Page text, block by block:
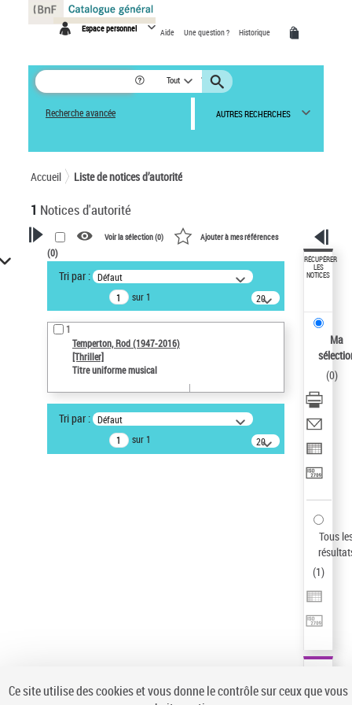
Espace personnel Aide Une question ? Historique
Tout
Recherche avancée AUTRES RECHERCHES
Accueil Liste de notices d’autorité
1 Notices d'autorité
VOTRE RECHERCHE
Recherche avancée dans les
notices d’autorité
Œuvres liées à l'auteur :
Temperton, Rod (1947-2016)
Type de notice d'autorité
Titre uniforme musical
Auteur d’œuvre
Voir la sélection (0) Ajouter à mes références
(0)
Tri par : Défaut
sur 1
20
résultats/page
1
Temperton, Rod (1947-2016)
[Thriller]
Titre uniforme musical
Tri par : Défaut
sur 1
20
résultats/page
RÉCUPÉRER
LES
NOTICES
Ma
(0)
Tous
(1)
Panneau de gestion des cookies
Ce site utilise des cookies et vous donne le contrôle sur ceux que vous